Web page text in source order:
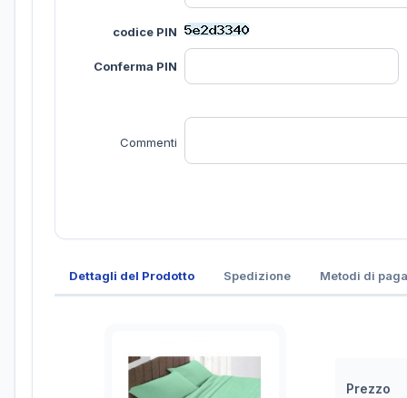
codice PIN
Conferma PIN
Commenti
Dettagli del Prodotto Spedizione Metodi di
Prezzo